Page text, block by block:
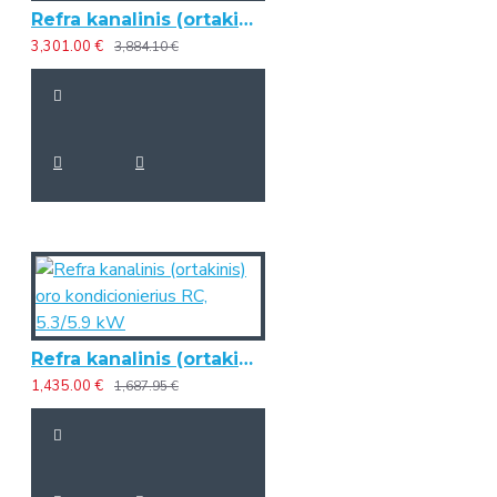
Refra kanalinis (ortakinis) oro kondicionierius RC, 16.0/17.6 kW (trifazis)
3,301.00 € 3,884.10 €
Refra kanalinis (ortakinis) oro kondicionierius RC, 5.3/5.9 kW
1,435.00 € 1,687.95 €